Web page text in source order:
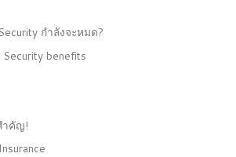
กำลังจะหมด?
benefits
ำคัญ!